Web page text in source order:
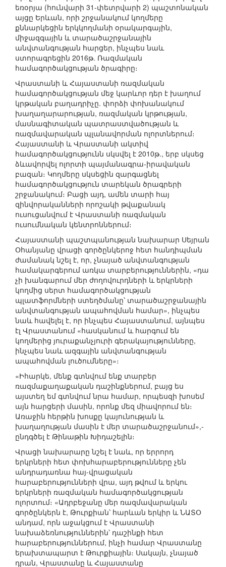
եռօրյա (հունվարի 31-փետրվարի 2) պաշտոնական
այցը Երևան, որի շրջանակում կողմերը
քննարկեցին երկկողմանի օրակարգային,
միջազգային և տարածաշրջանային
անվտանգության հարցեր, ինչպես նաև
ստորագրեցին 2016թ. Ռազմական
համագործակցության ծրագիրը։
Վրաստանի և Հայաստանի ռազմական
համագործակցության մեջ կարևոր դեր է խաղում
կրթական բաղադրիչը. փորձի փոխանակում
խաղաղարարության, ռազմական կրթության,
մասնագիտական պատրաստվածության և
ռազմավարական պլանավորման ոլորտներում։
Հայաստանի և Վրաստանի ակտիվ
համագործակցությունն սկսվել է 2010թ., երբ սկսեց
ձևավորվել ոլորտի պայմանագրա-իրավական
բազան։ Կողմերը սկսեցին զարգացնել
համագործակցություն տարեկան ծրագրերի
շրջանակում։ Բացի այդ, ամեն տարի հայ
զինվորականների որոշակի թվաքանակ
ուսուցանվում է Վրաստանի ռազմական
ուսումնական կենտրոններում։
Հայաստանի պաշտպանության նախարար Սեյրան
Օհանյանը վրացի գործընկերոջ հետ հանդիպման
ժամանակ նշել է, որ, չնայած անվտանգության
համակարգերում առկա տարբերություններին, «դա
չի խանգարում մեր ժողովուրդների և երկրների
կողմից սերտ համագործակցության
պլատֆորմների ստեղծմանը՝ տարածաշրջանային
անվտանգության ապահովման համար», ինչպես
նաև հավելել է, որ ինչպես Հայաստանում, այնպես
էլ Վրաստանում «հասկանում և հարգում են
կողմերից յուրաքանչյուրի գերակայությունները,
ինչպես նաև ազգային անվտանգության
ապահովման լուծումները»։
«Իհարկե, մենք գտնվում ենք տարբեր
ռազմաքաղաքական դաշինքներում, բայց ես
այստեղ եմ գտնվում նրա համար, որպեսզի խոսեմ
այն հարցերի մասին, որոնք մեզ միավորում են։
Առաջին հերթին խոսքը կայունության և
խաղաղության մասին է մեր տարածաշրջանում»,-
ընդգծել է Թինաթին Խիդաշելին։
Վրացի նախարարը նշել է նաև, որ երրորդ
երկրների հետ փոխհարաբերությունները չեն
անդրադառնա հայ-վրացական
հարաբերությունների վրա, այդ թվում և երկու
երկրների ռազմական համագործակցության
ոլորտում։ «Ադրբեջանը մեր ռազմավարական
գործընկերն է, Թուրքիան՝ հարևան երկիր և ՆԱՏՕ
անդամ, որն աջակցում է Վրաստանի
նախաձեռնություններին՝ դաշինքի հետ
հարաբերություններում, ինչի համար Վրաստանը
երախտապարտ է Թուրքիային։ Սակայն, չնայած
դրան, Վրաստանը և Հայաստանը